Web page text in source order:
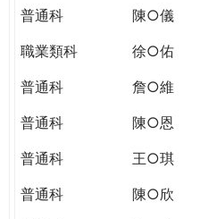
WAGOR
TODAY
THE
WORLD
普通科
陳○儀
職業類科
徐○佑
普通科
詹○維
普通科
陳○恩
普通科
王○琪
普通科
陳○欣